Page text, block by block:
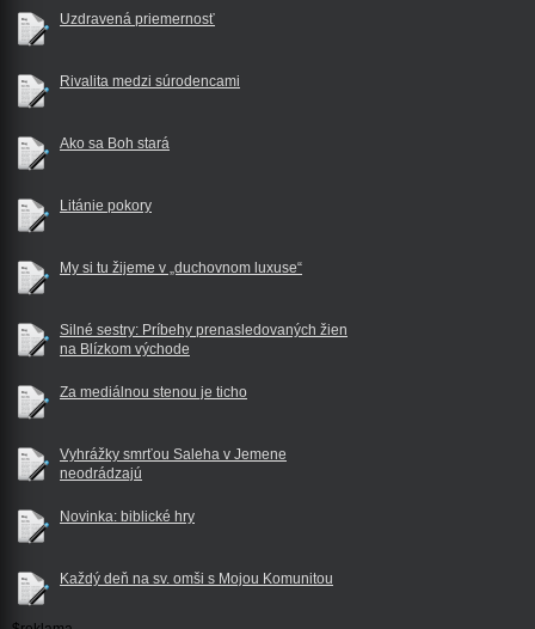
Uzdravená priemernosť
Rivalita medzi súrodencami
Ako sa Boh stará
Litánie pokory
My si tu žijeme v „duchovnom luxuse“
Silné sestry: Príbehy prenasledovaných žien
na Blízkom východe
Za mediálnou stenou je ticho
Vyhrážky smrťou Saleha v Jemene
neodrádzajú
Novinka: biblické hry
Každý deň na sv. omši s Mojou Komunitou